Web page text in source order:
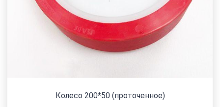
Колесо 200*50 (проточенное)